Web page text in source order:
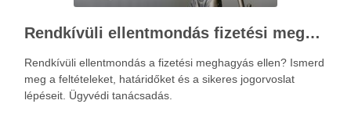
Rendkívüli ellentmondás fizetési meghagyás ellen – Újváry Zsolt Ügyvédi Iroda
Rendkívüli ellentmondás a fizetési meghagyás ellen? Ismerd
meg a feltételeket, határidőket és a sikeres jogorvoslat
lépéseit. Ügyvédi tanácsadás.